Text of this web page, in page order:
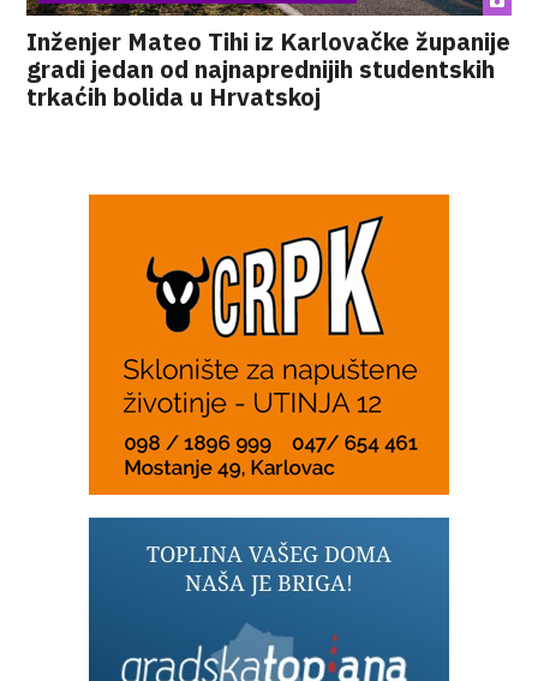
Inženjer Mateo Tihi iz Karlovačke županije
gradi jedan od najnaprednijih studentskih
trkaćih bolida u Hrvatskoj